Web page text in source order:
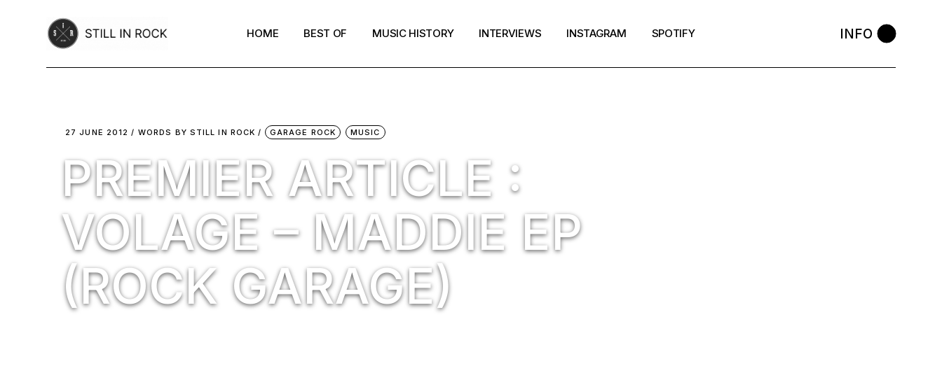
HOME BEST OF MUSIC HISTORY INTERVIEWS INSTAGRAM SPOTIFY INFO
27 JUNE 2012 WORDS BY STILL IN ROCK GARAGE ROCK MUSIC
PREMIER ARTICLE :
VOLAGE – MADDIE EP
(ROCK GARAGE)